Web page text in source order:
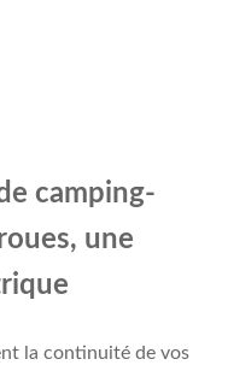
camping-
une
la continuité de vos